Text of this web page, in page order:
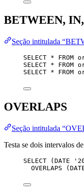
BETWEEN,
Seção intitulada
SELECT * FROM
SELECT * FROM
SELECT * FROM
OVERLAPS
Seção intitulada
Testa se dois intervalos
SELECT ( DATE '
OVERLAPS (